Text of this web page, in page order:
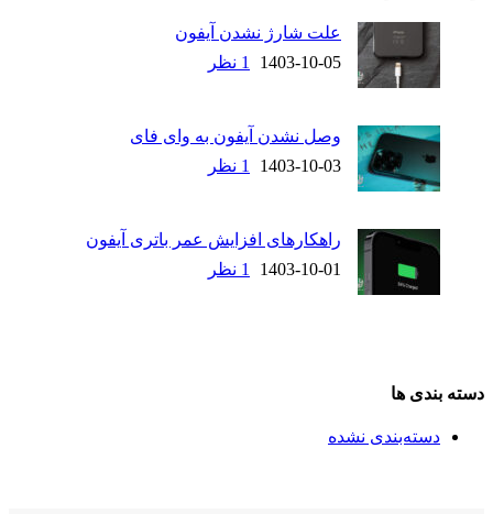
علت شارژ نشدن آیفون
1403-10-05
1 نظر
وصل نشدن آیفون به وای فای
1403-10-03
1 نظر
راهکارهای افزایش عمر باتری آیفون
1403-10-01
1 نظر
دسته بندی ها
دسته‌بندی نشده